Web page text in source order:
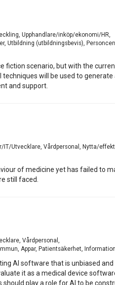
Upphandlare/inköp/ekonomi/HR,
Utbildning (utbildningsbevis),
scenario, but with the
will be used to generate
and support.
IT/Utvecklare, Vårdpersonal, Nytta/
of medicine yet has failed to
still faced.
Vårdpersonal,
Appar, Patientsäkerhet,
AI software that is unbiased
it as a medical device
play a role for AI to be